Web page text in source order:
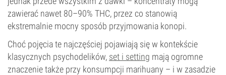
zawierać nawet 80–90% THC, przez co stanowią
ekstremalnie mocny sposób przyjmowania konopi.
Choć pojęcia te najczęściej pojawiają się w kontekście
klasycznych psychodelików, set i setting mają ogromne
znaczenie także przy konsumpcji marihuany – i w zasadzie